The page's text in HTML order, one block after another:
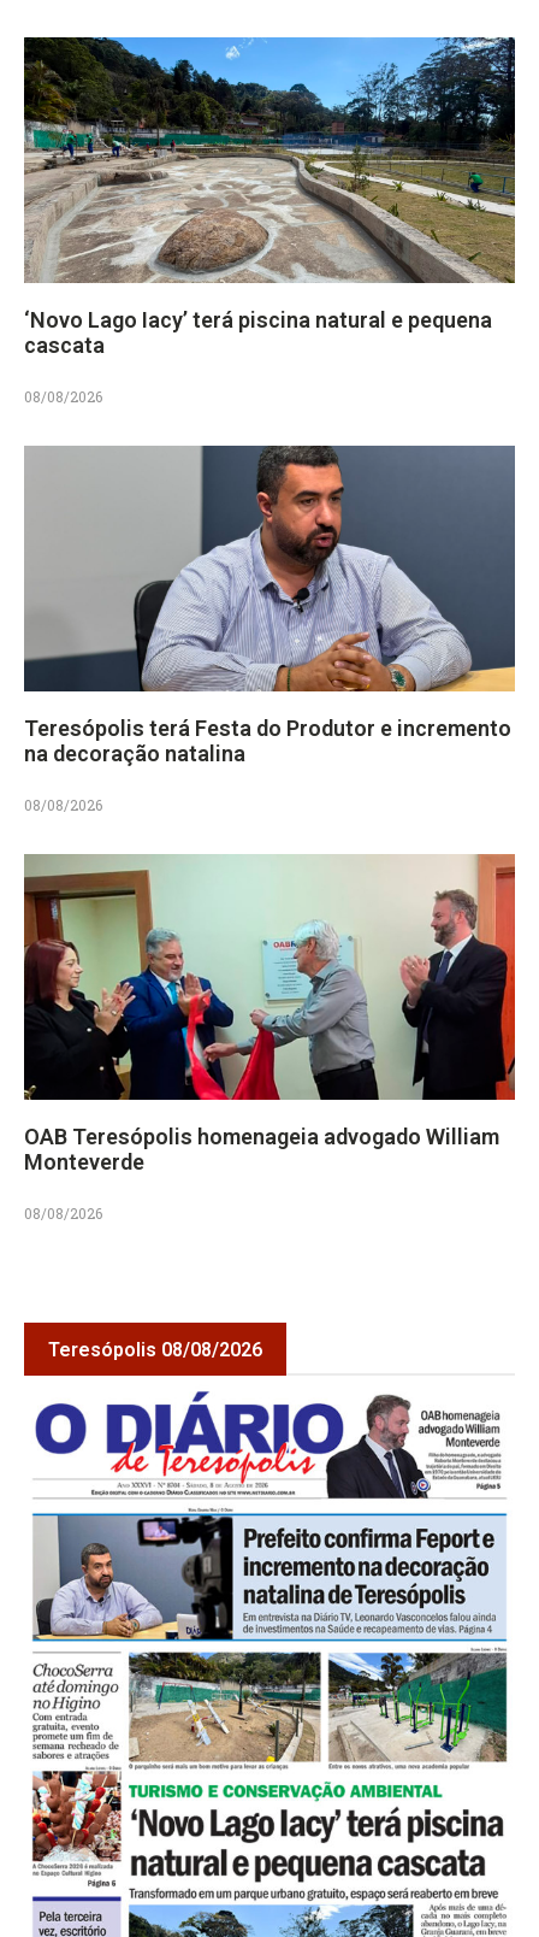
‘Novo Lago Iacy’ terá piscina natural e pequena
cascata
08/08/2026
Teresópolis terá Festa do Produtor e incremento
na decoração natalina
08/08/2026
OAB Teresópolis homenageia advogado William
Monteverde
08/08/2026
Teresópolis 08/08/2026